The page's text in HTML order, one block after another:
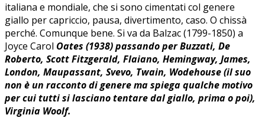
italiana e mondiale, che si sono cimentati col genere
giallo per capriccio, pausa, divertimento, caso. O chissà
perché. Comunque bene. Si va da Balzac (1799-1850) a
Joyce Carol Oates (1938) passando per Buzzati, De
Roberto, Scott Fitzgerald, Flaiano, Hemingway, James,
London, Maupassant, Svevo, Twain, Wodehouse (il suo
non è un racconto di genere ma spiega qualche motivo
per cui tutti si lasciano tentare dal giallo, prima o poi),
Virginia Woolf.